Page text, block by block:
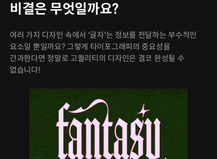
비결은 무엇일까요?
여러 가지 디자인 속에서 '글자'는 정보를 전달하는 부수적인
요소일 뿐일까요? 그렇게 타이포그래피의 중요성을
간과한다면 정말로 고퀄리티의 디자인은 결코 완성될 수
없습니다!